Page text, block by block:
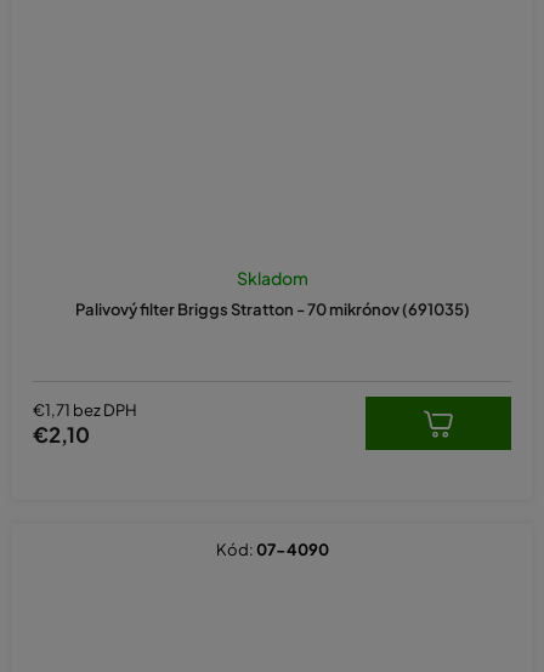
Palivový filter Briggs Stratton - 70 mikrónov (691035)
Skladom
€1,71 bez DPH
€2,10
Kód:07-4090